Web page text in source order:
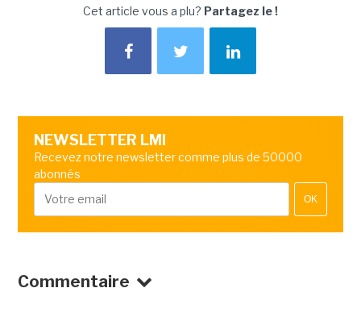
Cet article vous a plu? Partagez le !
NEWSLETTER LMI
Recevez notre newsletter comme plus de 50000
abonnés
OK
Commentaire